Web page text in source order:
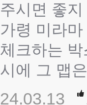
주시면 좋
가령 미라
체크하는
시에 그 맵
24.03.13